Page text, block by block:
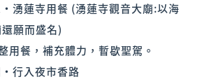
湧蓮寺用餐 (湧蓮寺觀音大廟:以海
願而盛名)
用餐，補充體力，暫歇聖駕。
行入夜市香路